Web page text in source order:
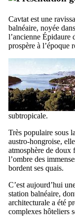
Cavtat est une
balnéaire, noyée
l’ancienne Épidaure
prospère à l’époque
subtropicale.
Très populaire sous
austro-hongroise,
atmosphère de doux
l’ombre des
bordent ses quais.
C’est aujourd’hui
station balnéaire,
architecturale a été
complexes hôteliers